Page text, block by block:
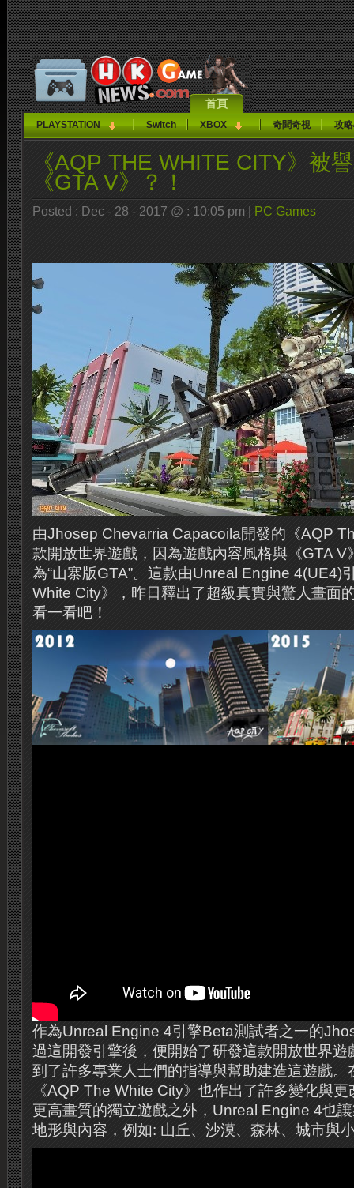
首頁
PLAYSTATION Switch XBOX 奇聞奇視 攻
《AQP THE WHITE CITY》被
《GTA V》？！
Posted : Dec - 28 - 2017 @ : 10:05 pm | PC Games
由Jhosep Chevarria Capacoila開發的《AQP
款開放世界遊戲，因為遊戲內容風格與《GTA V
為“山寨版GTA”。這款由Unreal Engine 4(UE4)
White City》，昨日釋出了超級真實與驚人畫面
看一看吧！
作為Unreal Engine 4引擎Beta測試者之一的
過這開發引擎後，便開始了研發這款開放世界遊
到了許多專業人士們的指導與幫助建造這遊戲
《AQP The White City》也作出了許多變化與
更高畫質的獨立遊戲之外，Unreal Engine 4也
地形與內容，例如: 山丘、沙漠、森林、城市與